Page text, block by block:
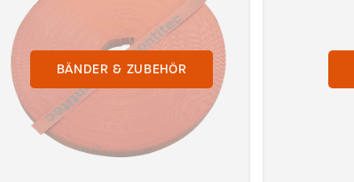
BÄNDER & ZUBEHÖR